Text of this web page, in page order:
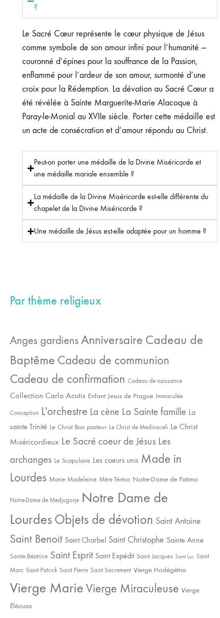
?
Le Sacré Cœur représente le cœur physique de Jésus
comme symbole de son amour infini pour l’humanité —
couronné d’épines pour la souffrance de la Passion,
enflammé pour l’ardeur de son amour, surmonté d’une
croix pour la Rédemption. La dévotion au Sacré Cœur a
été révélée à Sainte Marguerite-Marie Alacoque à
Paray-le-Monial au XVIIe siècle. Porter cette médaille est
un acte de consécration et d’amour répondu au Christ.
Peut-on porter une médaille de la Divine Miséricorde et
une médaille mariale ensemble ?
La médaille de la Divine Miséricorde est-elle différente du
chapelet de la Divine Miséricorde ?
Une médaille de Jésus est-elle adaptée pour un homme ?
Par thème religieux
Anges gardiensAnniversaire Cadeau de
Baptême Cadeau de communion
Cadeau de confirmation Cadeau de naissance
Collection Carlo Acutis Enfant Jesus de Prague Immaculée
Conception L'orchestre La cène La Sainte famille La
sainte Trinité Le Christ Bon pasteur Le Christ de Medinaceli Le Christ
Miséricordieux Le Sacré coeur de Jésus Les
archanges Le Scapulaire Les coeurs unis Made in
Lourdes Marie Madeleine Mère Térésa Notre-Dame de Fatima
Notre-Dame de Medjugorje Notre Dame de
LourdesObjets de dévotion Saint Antoine
Saint Benoit Saint Charbel Saint Christophe Sainte Anne
Sainte Béatrice Saint Esprit Saint Expédit Saint Jacques Saint Luc Saint
Marc Saint Patrick Saint Pierre Saint Sacrement Vierge Hodégétria
Vierge Marie Vierge Miraculeuse Vierge
Éléousa